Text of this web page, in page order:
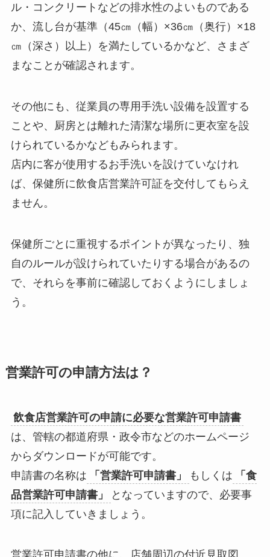
ル・コンクリートなどの排水性のよいものである
か、流し台が基準（45㎝（幅）×36㎝（奥行）×18
㎝（深さ）以上）を満たしているかなど、さまざ
まなことが確認されます。
その他にも、従業員の専用手洗い設備を設置する
ことや、厨房とは離れた清潔な場所に更衣室を設
けられているかなどもみられます。
店内に客が使用するお手洗いを設けていなけれ
ば、保健所に飲食店営業許可証を交付してもらえ
ません。
保健所ごとに重視するポイントが異なったり、独
自のルールが設けられていたりする場合があるの
で、それらを事前に確認しておくようにしましょ
う。
営業許可の申請方法は？
飲食店営業許可の申請に必要な営業許可申請書
は、 管轄の都道府県・政令市などのホームページ
からダウンロードが可能です。
申請書の名称は
「営業許可申請書」 もしくは
「食
品営業許可申請書」
となっていますので、必要事
項に記入していきましょう。